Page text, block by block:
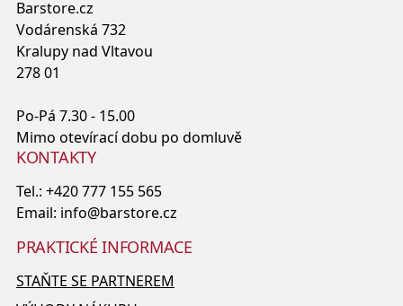
Barstore.cz
Vodárenská 732
Kralupy nad Vltavou
278 01
Po-Pá 7.30 - 15.00
Mimo otevírací dobu po domluvě
KONTAKTY
Tel.: +420 777 155 565
Email: info@barstore.cz
PRAKTICKÉ INFORMACE
STAŇTE SE PARTNEREM